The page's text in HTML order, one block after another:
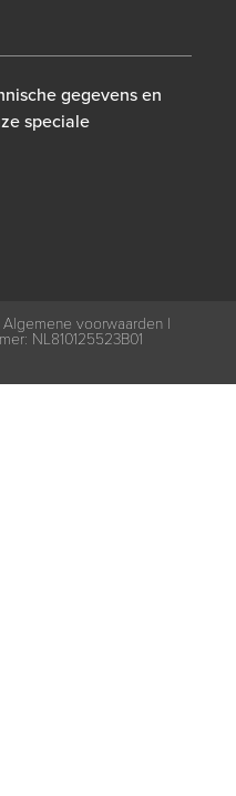
gegevens en
speciale
Algemene voorwaarden|
NL810125523B01